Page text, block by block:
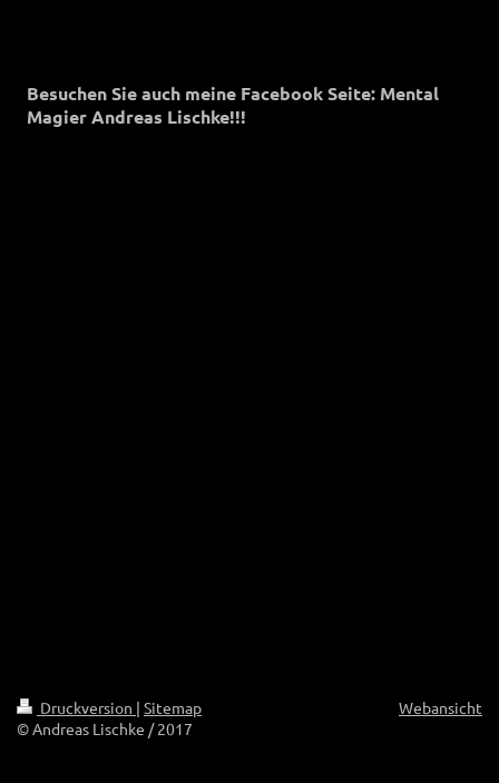
Besuchen Sie auch meine Facebook Seite: Mental
Magier Andreas Lischke!!!
Druckversion | Sitemap
© Andreas Lischke / 2017
Webansicht